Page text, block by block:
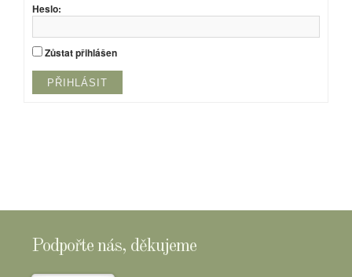
Heslo:
Zůstat přihlášen
PŘIHLÁSIT
Podpořte nás, děkujeme